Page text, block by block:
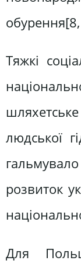
Тяжкі
людської
розвиток
Для